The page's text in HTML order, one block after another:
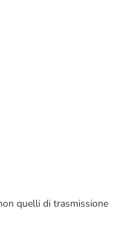
quelli di trasmissione